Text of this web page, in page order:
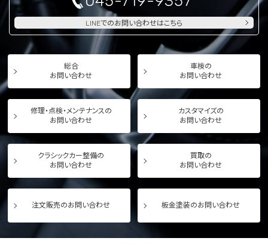
LINEでのお問い合わせはこちら
総合
お問い合わせ
車検の
お問い合わせ
修理・点検・メンテナンスの
お問い合わせ
カスタマイズの
お問い合わせ
クラシックカー整備の
お問い合わせ
買取の
お問い合わせ
注文販売のお問い合わせ 板金塗装のお問い合わせ